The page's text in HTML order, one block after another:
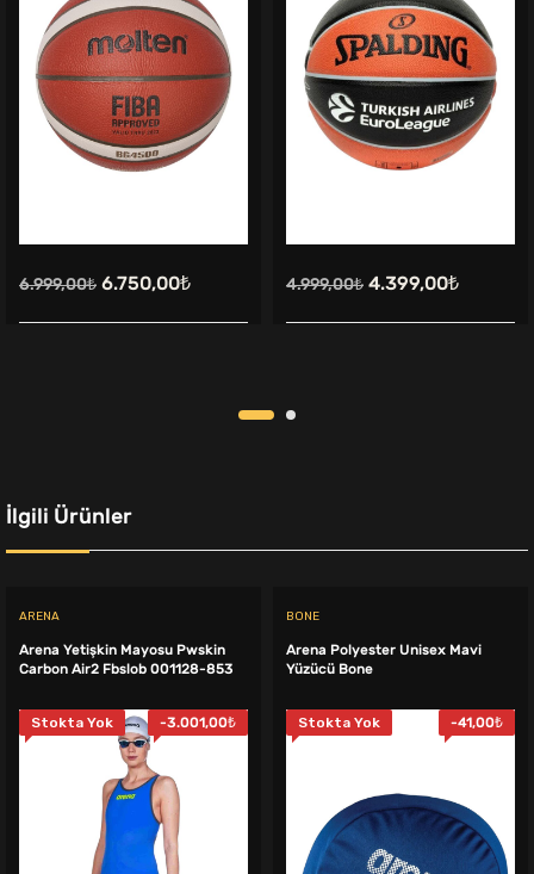
6.999,00₺ Orijinal
fiyat:
6.750,00₺Şu
andaki
4.999,00₺ Orijinal
fiyat:
4.399,00₺Şu
andaki
İlgili Ürünler
ARENA
Arena Yetişkin Mayosu Pwskin
Carbon Air2 Fbslob 001128-853
Stokta Yok -3.001,00₺
BONE
Arena Polyester Unisex Mavi
Yüzücü Bone
Stokta Yok -41,00₺